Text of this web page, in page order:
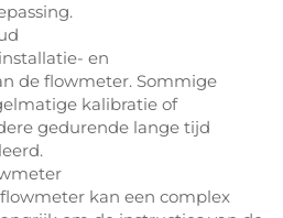
en
de flowmeter. Sommige
kalibratie of
gedurende lange tijd
kan een complex